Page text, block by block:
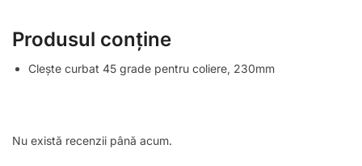
Produsul conține
Clește curbat 45 grade pentru coliere, 230mm
Nu există recenzii până acum.